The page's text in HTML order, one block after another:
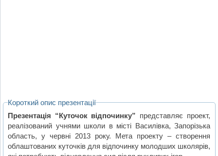
Короткий опис презентації
Презентація “Куточок відпочинку” представляє проект,
реалізований учнями школи в місті Василівка, Запорізька
область, у червні 2013 року. Мета проекту – створення
облаштованих куточків для відпочинку молодших школярів,